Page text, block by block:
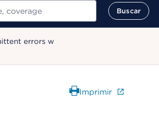
Buscar
errors w
Imprimir